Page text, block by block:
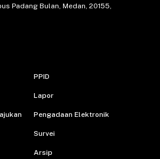
Padang Bulan, Medan, 20155,
PPID
Lapor
Pengadaan Elektronik
Survei
Arsip